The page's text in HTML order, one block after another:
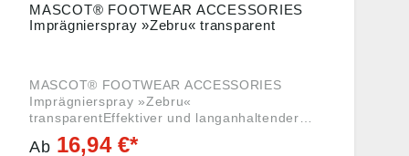
MASCOT® FOOTWEAR ACCESSORIES
Imprägnierspray »Zebru« transparent
MASCOT® FOOTWEAR ACCESSORIES
Imprägnierspray »Zebru«
transparentEffektiver und langanhaltender
Schutz für alle Arten von MaterialInnovative
Carbon-Technologie mit langanhaltendem
Ab 16,94 €*